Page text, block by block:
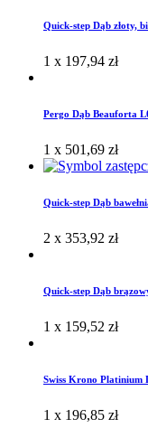
Quick-step Dąb złoty,
1 x 197,94 zł
Pergo Dąb Beauforta
1 x 501,69 zł
Quick-step Dąb
2 x 353,92 zł
Quick-step Dąb
1 x 159,52 zł
Swiss Krono Platinium
1 x 196,85 zł